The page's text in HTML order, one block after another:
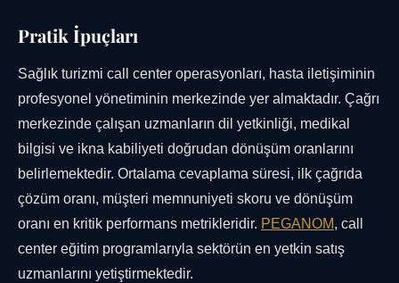
Pratik İpuçları
Sağlık turizmi call center operasyonları, hasta iletişiminin
profesyonel yönetiminin merkezinde yer almaktadır. Çağrı
merkezinde çalışan uzmanların dil yetkinliği, medikal
bilgisi ve ikna kabiliyeti doğrudan dönüşüm oranlarını
belirlemektedir. Ortalama cevaplama süresi, ilk çağrıda
çözüm oranı, müşteri memnuniyeti skoru ve dönüşüm
oranı en kritik performans metrikleridir. PEGANOM, call
center eğitim programlarıyla sektörün en yetkin satış
uzmanlarını yetiştirmektedir.